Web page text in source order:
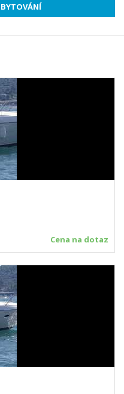
Cena na dotaz